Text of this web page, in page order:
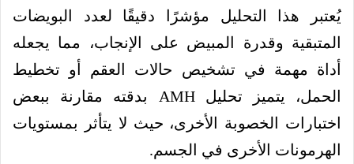
يُعتبر هذا التحليل مؤشرًا دقيقًا لعدد البويضات
المتبقية وقدرة المبيض على الإنجاب، مما يجعله
أداة مهمة في تشخيص حالات العقم أو تخطيط
الحمل، يتميز تحليل AMH بدقته مقارنة ببعض
اختبارات الخصوبة الأخرى، حيث لا يتأثر بمستويات
الهرمونات الأخرى في الجسم.